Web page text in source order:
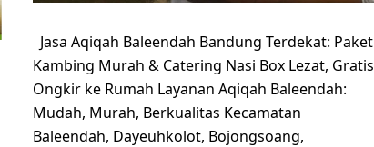
Jasa Aqiqah Baleendah Bandung Terdekat: Paket
Kambing Murah & Catering Nasi Box Lezat, Gratis
Ongkir ke Rumah Layanan Aqiqah Baleendah:
Mudah, Murah, Berkualitas Kecamatan
Baleendah, Dayeuhkolot, Bojongsoang,